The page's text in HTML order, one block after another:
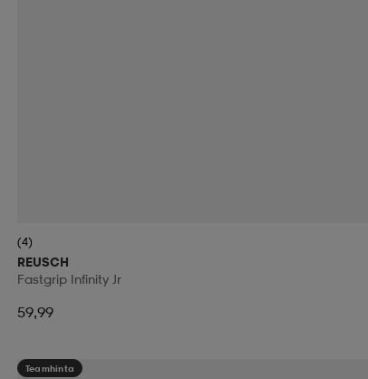
(4)
REUSCH
Fastgrip Infinity Jr
59,99
Teamhinta